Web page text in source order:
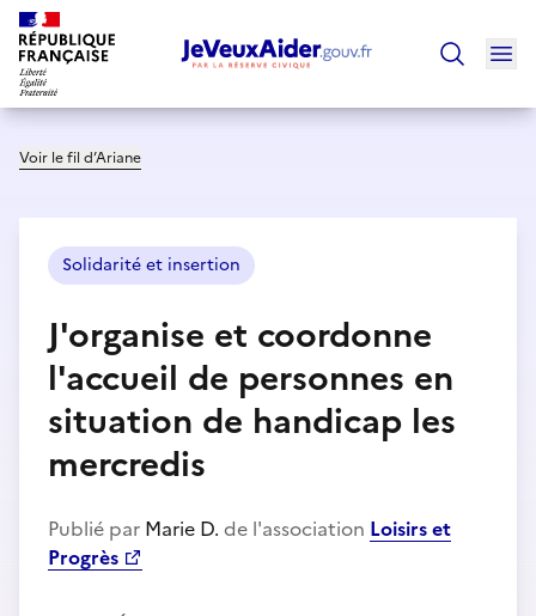
Voir le fil d’Ariane
Solidarité et insertion
J'organise et coordonne
l'accueil de personnes en
situation de handicap les
mercredis
Publié par Marie D. de l'association Loisirs et
Progrès